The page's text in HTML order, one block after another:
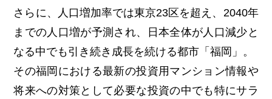
さらに、人口増加率では東京23区を超え、2040年
までの人口増が予測され、日本全体が人口減少と
なる中でも引き続き成長を続ける都市「福岡」。
その福岡における最新の投資用マンション情報や
将来への対策として必要な投資の中でも特にサラ